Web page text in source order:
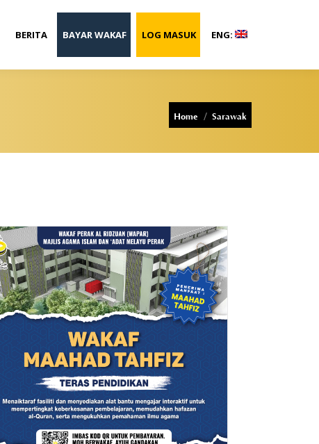
BERITA BAYAR WAKAF LOG MASUK ENG:
You are here:
Home Sarawak